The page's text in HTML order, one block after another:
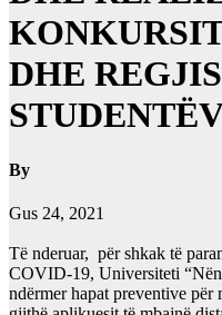
DHE
By
Gus 24, 2021
Të nderuar, për shkak të
COVID-19, Universiteti
ndërmer hapat preventive